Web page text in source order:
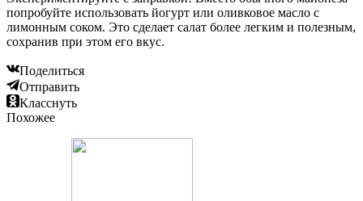
попробуйте использовать йогурт или оливковое масло с
лимонным соком. Это сделает салат более легким и полезным,
сохранив при этом его вкус.
Поделиться
Отправить
Класснуть
Похожее